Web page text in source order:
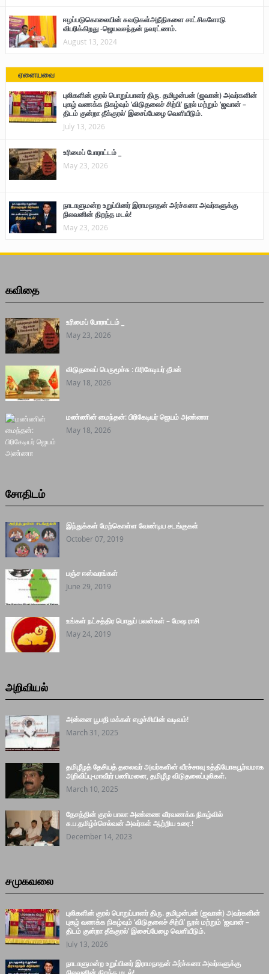
ஈழப்படுகொலையின் சுவடுகள்அநீதிகளை சாட்சிகளோடு
விபரிக்கிறது -ஜெயவசந்தன் நவரட்ணம்.
August 13, 2024
ஏனையவை
புலிகளின் குரல் பொறுப்பாளர் திரு. தமிழன்பன் (ஜவான்) அவர்களின்
புகழ் வணக்க நிகழ்வும் ‘விடுதலைச் சிற்பி’ நூல் மற்றும் ‘ஜவான் –
திடம் குன்றா தீக்குரல்’ இசைப்பேழை வெளியீடும்.
July 13, 2026
உரிமைப் போராட்டம் _
May 23, 2026
நாடாளுமன்ற உறுப்பினர் இராமநாதன் அர்ச்சுனா அவர்களுக்கு
நிலவனின் திறந்த மடல்!
May 23, 2026
கவிதை
உரிமைப் போராட்டம் _
May 23, 2026
விடுதலைப் பெருமூச்சு : பிரிகேடியர் தீபன்
May 18, 2026
மண்ணின் மைந்தன்: பிரிகேடியர் ஜெயம் அண்ணா
May 18, 2026
சோதிடம்
இந்துக்கள் மேற்கொள்ள வேண்டிய சடங்குகள்
October 07, 2019
பஞ்ச ஈஸ்வரங்கள்
June 29, 2019
உங்கள் நட்சத்திர பொதுப் பலன்கள் – மேஷ ராசி
May 24, 2019
அறிவியல்
அன்னை பூபதி மக்கள் எழுச்சியின் வடிவம்!
March 31, 2025
தமிழீழத் தேசியத் தலைவர் அவர்களின் வீரச்சாவு உத்தியோகபூர்வமாக
அறிவிப்பு-மாவீரர் பணிமனை, தமிழீழ விடுதலைப்புலிகள்.
March 10, 2025
தேசத்தின் குரல் பாலா அண்ணை வீரவணக்க நிகழ்வில்
சு.ப.தமிழ்ச்செல்வன் அவர்கள் ஆற்றிய உரை.!
December 14, 2023
சமுகவலை
புலிகளின் குரல் பொறுப்பாளர் திரு. தமிழன்பன் (ஜவான்) அவர்களின்
புகழ் வணக்க நிகழ்வும் ‘விடுதலைச் சிற்பி’ நூல் மற்றும் ‘ஜவான் –
திடம் குன்றா தீக்குரல்’ இசைப்பேழை வெளியீடும்.
July 13, 2026
நாடாளுமன்ற உறுப்பினர் இராமநாதன் அர்ச்சுனா அவர்களுக்கு